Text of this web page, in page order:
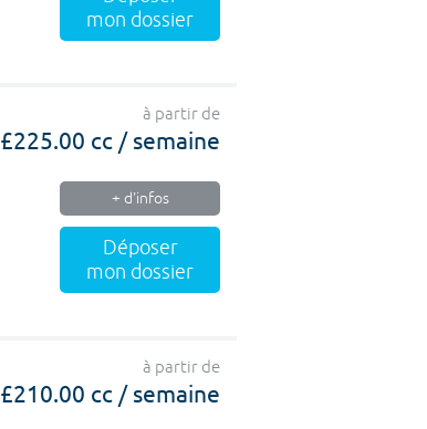
mon dossier
à partir de
£225.00 cc / semaine
+ d'infos
Déposer
mon dossier
à partir de
£210.00 cc / semaine